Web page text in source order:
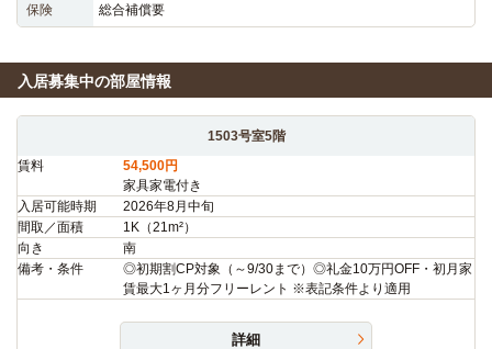
保険 総合補償要
入居募集中の部屋情報
1503号室5階
賃料
54,500円
家具家電付き
入居可能時期
2026年8月中旬
間取／面積
1K（21m²）
向き
南
備考・条件
◎初期割CP対象（～9/30まで）◎礼金10万円OFF・初月家
賃最大1ヶ月分フリーレント ※表記条件より適用
詳細